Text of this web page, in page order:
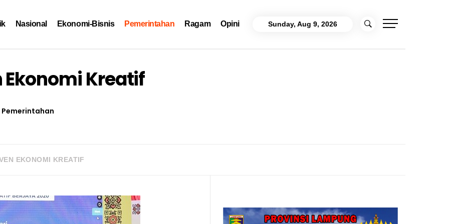
Nasional Ekonomi-Bisnis Pemerintahan Ragam Opini Sunday, Aug 9, 2026
Ekonomi Kreatif
Pemerintahan
EKONOMI KREATIF